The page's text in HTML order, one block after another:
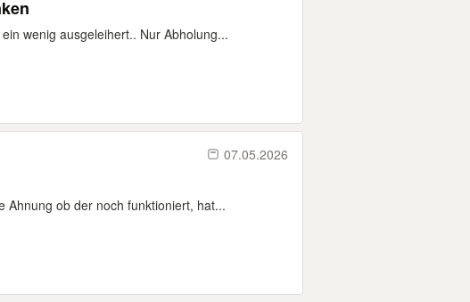
wenig ausgeleihert.. Nur Abholung...
07.05.2026
Ahnung ob der noch funktioniert, hat...